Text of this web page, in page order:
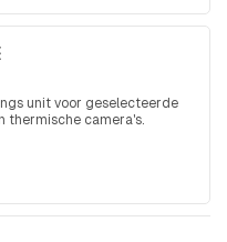
unit voor geselecteerde
thermische camera's.
met 360° onbeperkte
RJ45 en SFP-interface,